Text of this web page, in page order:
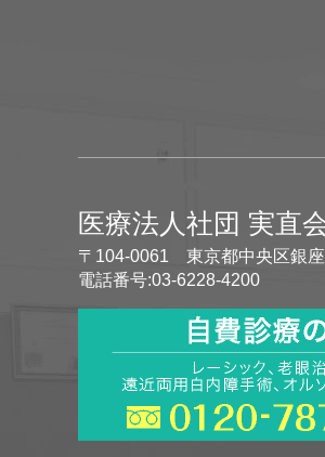
医療法人社団 実直
〒104-0061 東京都中央区銀
電話番号:03-6228-4200